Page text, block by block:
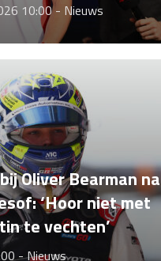
10:00 - Nieuws
Oliver Bearman na
‘Hoor niet met
te vechten’
-Nieuws